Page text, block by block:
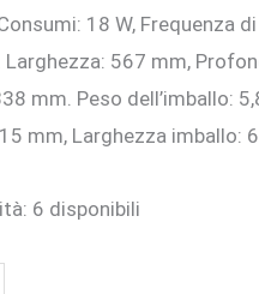
18 W, Frequenza
567 mm,
mm. Peso dell’imballo:
mm, Larghezza imballo:
6 disponibili